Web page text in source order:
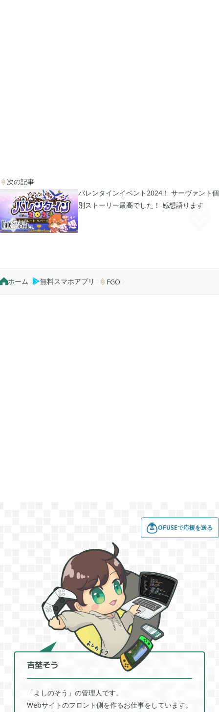
 次の記事
バレンタインイベント2024！ サーヴァント個
別ストーリー最高でした！ 感想語ります
ホーム 無料スマホアプリ  FGO
OFUSEで応援を送る
吉埜そう
「よしのそう」の管理人です。
Webサイトのフロント側を作るお仕事をしています。